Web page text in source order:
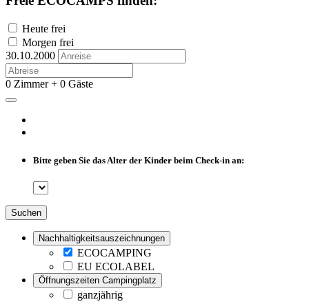
Heute frei
Morgen frei
30.10.2000
0 Zimmer + 0 Gäste
Bitte geben Sie das Alter der Kinder beim Check-in an:
Suchen
Nachhaltigkeitsauszeichnungen
ECOCAMPING
EU ECOLABEL
Öffnungszeiten Campingplatz
ganzjährig